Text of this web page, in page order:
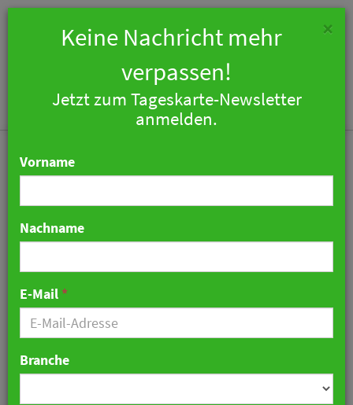
75 Jahre Landromantik
Hotel Oswald
27. April 2026 10:38 Uhr| Hotellerie
×
Keine Nachricht mehr
verpassen!
Jetzt zum Tageskarte-Newsletter
anmelden.
Vorname
Nachname
E-Mail *
Branche